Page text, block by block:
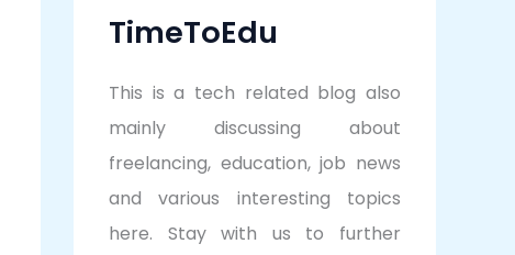
TimeToEdu
This is a tech related blog also
mainly discussing about
freelancing, education, job news
and various interesting topics
here. Stay with us to further